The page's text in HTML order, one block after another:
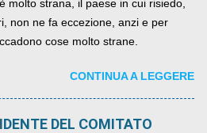
è molto strana, il paese in cui risiedo,
non ne fa eccezione, anzi e per
cose molto strane.
CONTINUA A LEGGERE
DEL COMITATO